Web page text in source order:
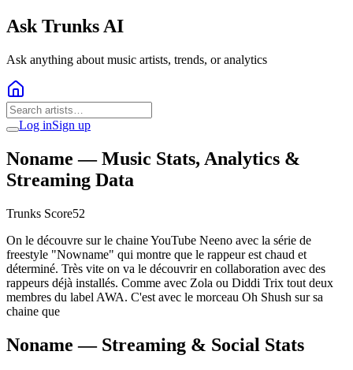
Ask Trunks AI
Ask anything about music artists, trends, or analytics
Log inSign up
Noname — Music Stats, Analytics &
Streaming Data
Trunks Score52
On le découvre sur le chaine YouTube Neeno avec la série de
freestyle "Nowname" qui montre que le rappeur est chaud et
déterminé. Très vite on va le découvrir en collaboration avec des
rappeurs déjà installés. Comme avec Zola ou Diddi Trix tout deux
membres du label AWA. C'est avec le morceau Oh Shush sur sa
chaine que
Noname — Streaming & Social Stats